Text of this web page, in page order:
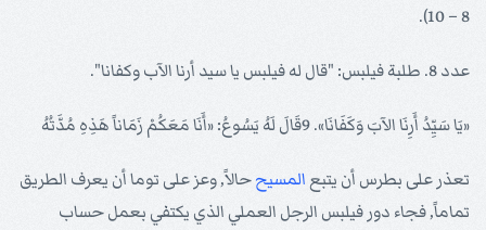
8 – 10).
عدد 8. طلبة فيلبس: "قال له فيلبس يا سيد أرنا الآب وكفانا".
«يَا سَيِّدُ أَرِنَا الآبَ وَكَفَانَا». 9قَالَ لَهُ يَسُوعُ: «أَنَا مَعَكُمْ زَمَاناً هَذِهِ مُدَّتُهُ
تعذر على بطرس أن يتبع المسيححالاً, وعز على توما أن يعرف الطريق
تماماً, فجاء دور فيلبس الرجل العملي الذي يكتفي بعمل حساب